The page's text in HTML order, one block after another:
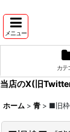
メニュー
カテ
当店のX(旧
ホーム > 青 > ■旧